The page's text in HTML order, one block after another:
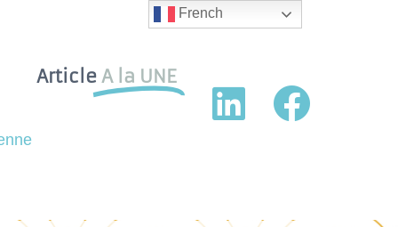
Article A la UNE
French